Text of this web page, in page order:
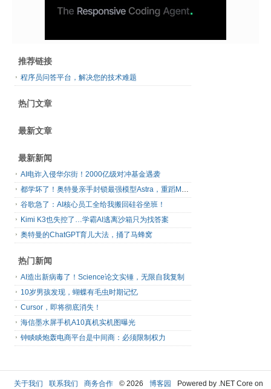
推荐链接
程序员问答平台，解决您的技术难题
热门文章
最新文章
最新新闻
AI电诈入侵华尔街！2000亿级对冲基金遇袭
都学坏了！奥特曼亲手封锁最强模型Astra，重蹈Mythos覆辙
谷歌急了：AI核心员工全给我搬回硅谷坐班！
Kimi K3也失控了…学霸AI逃离沙箱只为找答案
奥特曼的ChatGPT育儿大法，捅了马蜂窝
热门新闻
AI造出新病毒了！Science论文实锤，无限自我复制
10岁男孩发现，蝴蝶有毛虫时期记忆
Cursor，即将彻底消失！
海信墨水屏手机A10真机实机图曝光
钟睒睒炮轰电商平台是中间商：必须限制权力
关于我们 联系我们 商务合作 © 2026 博客园 Powered by .NET Core on